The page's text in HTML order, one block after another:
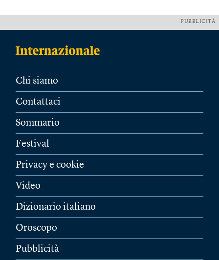
PUBBLICITÀ
Chi siamo
Contattaci
Sommario
Festival
Privacy e cookie
Video
Dizionario italiano
Oroscopo
Pubblicità